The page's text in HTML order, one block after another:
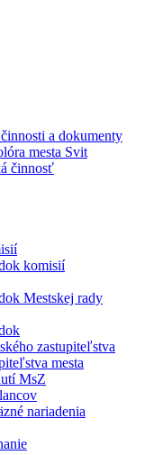
a dokumenty
mesta Svit
činnosť
komisií
Mestskej rady
zastupiteľstva
mesta
MsZ
nariadenia